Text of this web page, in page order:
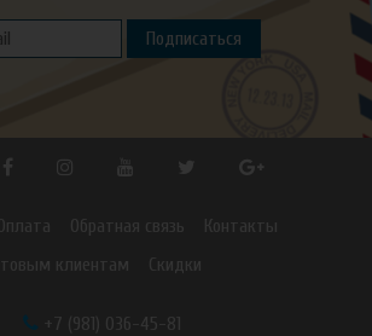
Подписаться
Обратная связь
Контакты
клиентам
Скидки
+7 (981) 036-45-81